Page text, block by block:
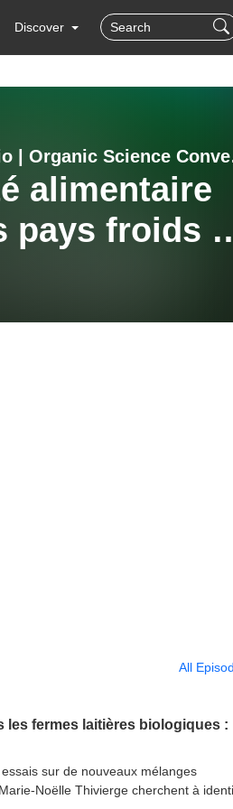
Discover
alimentaire
pays froids :
des
All
sur de nouveaux mélanges
Noëlle Thivierge cherchent à